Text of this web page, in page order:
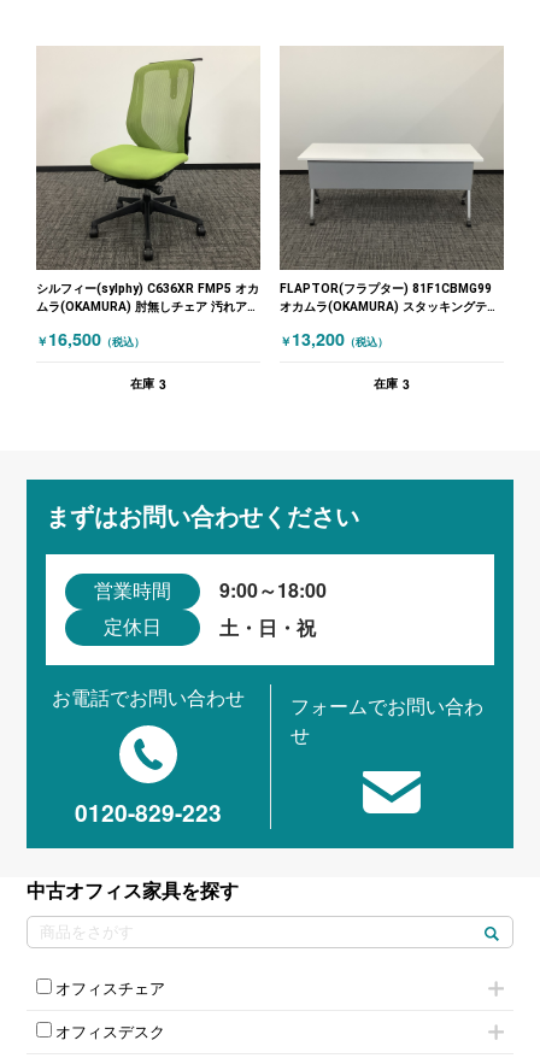
シルフィー(sylphy) C636XR FMP5 オカ
ムラ(OKAMURA) 肘無しチェア 汚れアリ
￥ 16,500 （税込）
在庫 3
FLAPTOR(フラプター) 81F1CBMG99
オカムラ(OKAMURA) スタッキングテー
￥ 13,200 （税込）
在庫 3
まずはお問い合わせください
営業時間 9:00～18:00
定休日 土・日・祝
お電話でお問い合わせ
0120-829-223
フォームでお問い合わ
せ
中古オフィス家具を探す
オフィスチェア
肘付きチェア
肘無しチェア
オフィスデスク